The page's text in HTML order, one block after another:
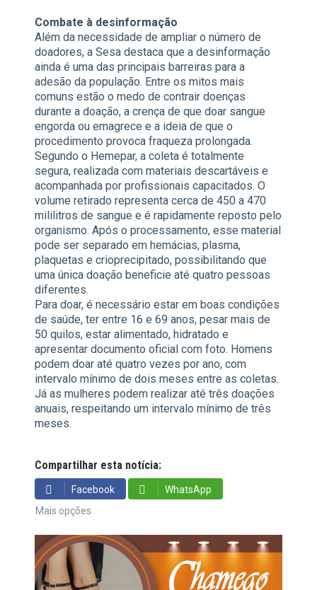
Combate à desinformação
Além da necessidade de ampliar o número de
doadores, a Sesa destaca que a desinformação
ainda é uma das principais barreiras para a
adesão da população. Entre os mitos mais
comuns estão o medo de contrair doenças
durante a doação, a crença de que doar sangue
engorda ou emagrece e a ideia de que o
procedimento provoca fraqueza prolongada.
Segundo o Hemepar, a coleta é totalmente
segura, realizada com materiais descartáveis e
acompanhada por profissionais capacitados. O
volume retirado representa cerca de 450 a 470
mililitros de sangue e é rapidamente reposto pelo
organismo. Após o processamento, esse material
pode ser separado em hemácias, plasma,
plaquetas e crioprecipitado, possibilitando que
uma única doação beneficie até quatro pessoas
diferentes.
Para doar, é necessário estar em boas condições
de saúde, ter entre 16 e 69 anos, pesar mais de
50 quilos, estar alimentado, hidratado e
apresentar documento oficial com foto. Homens
podem doar até quatro vezes por ano, com
intervalo mínimo de dois meses entre as coletas.
Já as mulheres podem realizar até três doações
anuais, respeitando um intervalo mínimo de três
meses.
Compartilhar esta notícia:
Facebook
WhatsApp
Mais opções